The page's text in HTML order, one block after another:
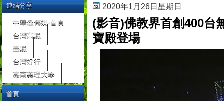
2020年1月26日星期日
(影音)佛教界首創400台
寶殿登場
連結分享
中華鱻傳媒-首頁
台灣高鐵
臺鐵
台灣好行
嘉南藥理大學
首頁